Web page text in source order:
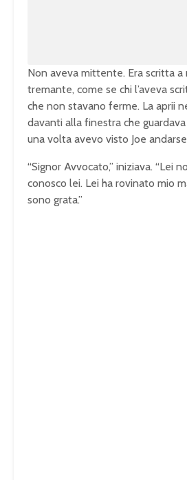
Non aveva mittente. Era scritta a
tremante, come se chi l’aveva
che non stavano ferme. La aprii
davanti alla finestra che
una volta avevo visto Joe
“Signor Avvocato,” iniziava. “Lei
conosco lei. Lei ha rovinato mio
sono grata.”